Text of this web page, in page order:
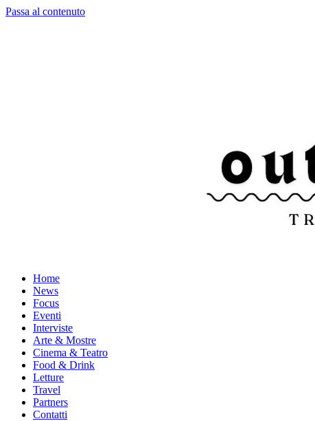
Passa al contenuto
Home
News
Focus
Eventi
Interviste
Arte & Mostre
Cinema & Teatro
Food & Drink
Letture
Travel
Partners
Contatti